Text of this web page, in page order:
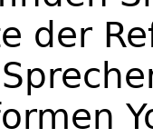
der